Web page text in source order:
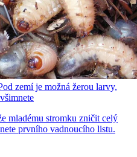
zemí je možná žerou larvy,
mladému stromku zničit celý
prvního vadnoucího listu.